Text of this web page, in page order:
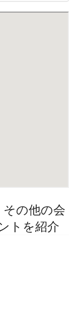
その他の会
トを紹介